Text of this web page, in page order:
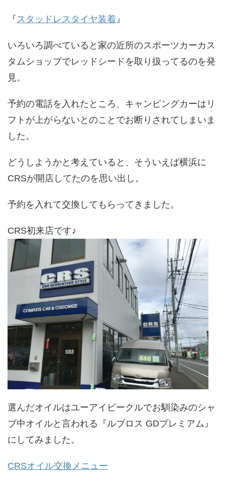
『スタッドレスタイヤ装着』
いろいろ調べていると家の近所のスポーツカーカス
タムショップでレッドシードを取り扱ってるのを発
見。
予約の電話を入れたところ、キャンピングカーはリ
フトが上がらないとのことでお断りされてしまいま
した。
どうしようかと考えていると、そういえば横浜に
CRSが開店してたのを思い出し。
予約を入れて交換してもらってきました。
CRS初来店です♪
選んだオイルはユーアイビークルでお馴染みのシャ
ブ中オイルと言われる『ルブロス GDプレミアム』
にしてみました。
CRSオイル交換メニュー